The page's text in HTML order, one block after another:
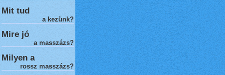
Mit tud
a kezünk?
Mire jó
a masszázs?
Milyen a
rossz masszázs?